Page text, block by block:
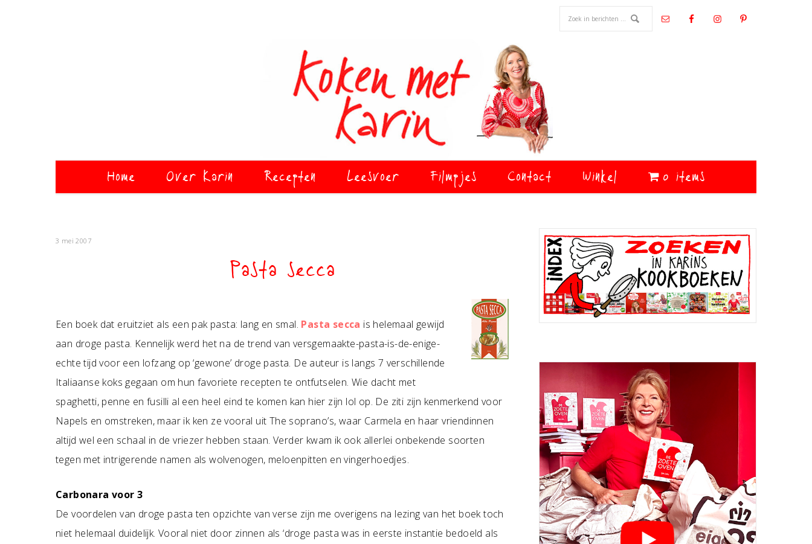
Home Over Karin Recepten Leesvoer Filmpjes Contact Winkel 0 items
3 mei 2007
Pasta secca
Een boek dat eruitziet als een pak pasta: lang en smal. Pasta secca is helemaal gewijd
aan droge pasta. Kennelijk werd het na de trend van versgemaakte-pasta-is-de-enige-
echte tijd voor een lofzang op ‘gewone’ droge pasta. De auteur is langs 7 verschillende
Italiaanse koks gegaan om hun favoriete recepten te ontfutselen. Wie dacht met
spaghetti, penne en fusilli al een heel eind te komen kan hier zijn lol op. De ziti zijn kenmerkend voor
Napels en omstreken, maar ik ken ze vooral uit The soprano’s, waar Carmela en haar vriendinnen
altijd wel een schaal in de vriezer hebben staan. Verder kwam ik ook allerlei onbekende soorten
tegen met intrigerende namen als wolvenogen, meloenpitten en vingerhoedjes.
Carbonara voor 3
De voordelen van droge pasta ten opzichte van verse zijn me overigens na lezing van het boek toch
niet helemaal duidelijk. Vooral niet door zinnen als ‘droge pasta was in eerste instantie bedoeld als
Primaire
Sidebar